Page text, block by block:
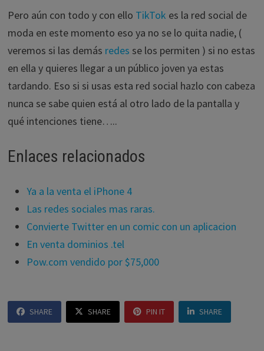
Pero aún con todo y con ello TikTok es la red social de
moda en este momento eso ya no se lo quita nadie, (
veremos si las demás redes se los permiten ) si no estas
en ella y quieres llegar a un público joven ya estas
tardando. Eso si si usas esta red social hazlo con cabeza
nunca se sabe quien está al otro lado de la pantalla y
qué intenciones tiene…..
Enlaces relacionados
Ya a la venta el iPhone 4
Las redes sociales mas raras.
Convierte Twitter en un comic con un aplicacion
En venta dominios .tel
Pow.com vendido por $75,000
SHARE SHARE PIN IT SHARE